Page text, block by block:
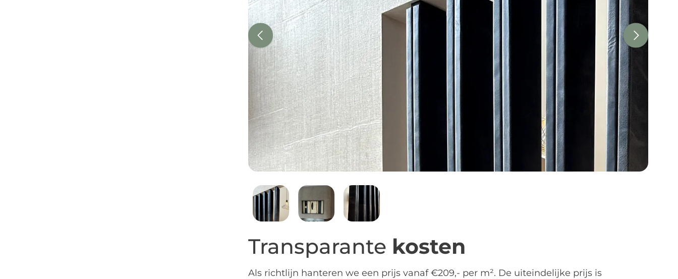
Transparante kosten
Als richtlijn hanteren we een prijs vanaf €209,- per m². De uiteindelijke prijs is